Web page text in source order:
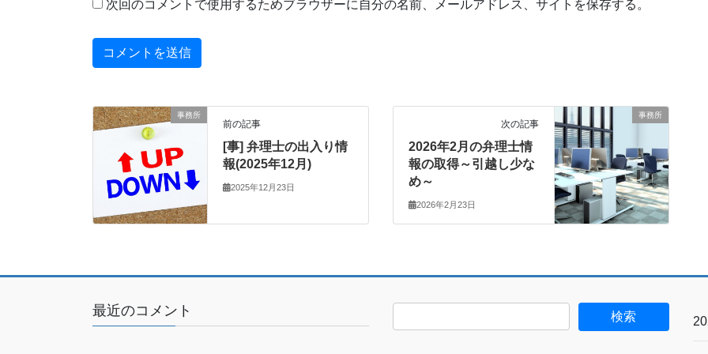
次回のコメントで使用するためブラウザーに自分の名前、メールアドレス、サイトを保存する。
事務所
前の記事
[事] 弁理士の出入り情
報(2025年12月)
2025年12月23日
事務所
次の記事
2026年2月の弁理士情
報の取得～引越し少な
め～
2026年2月23日
最近のコメント